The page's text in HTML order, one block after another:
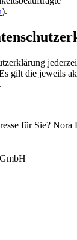
).
gilt die jeweils
für Sie? Nora